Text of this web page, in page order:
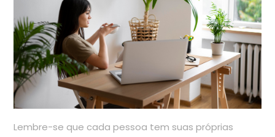
Lembre-se que cada pessoa tem suas próprias